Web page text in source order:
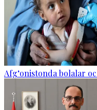
Afg‘onistonda bolalar